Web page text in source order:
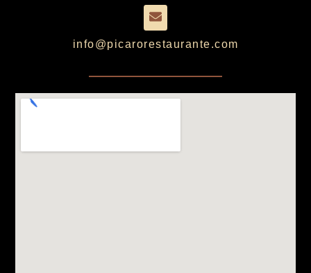
info@picarorestaurante.com